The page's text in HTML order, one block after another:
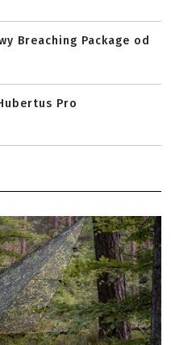
Breaching Package od
Pro